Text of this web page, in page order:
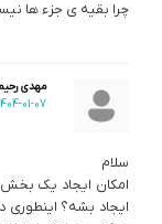
چرا بقیه ی جزء ها
مهدی
1404-01-07 در
سلام
امکان ایجاد یک بخش